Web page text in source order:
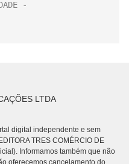
LTDA
digital independente e sem
TRES COMÉRCIO DE
Informamos também que não
oferecemos cancelamento do